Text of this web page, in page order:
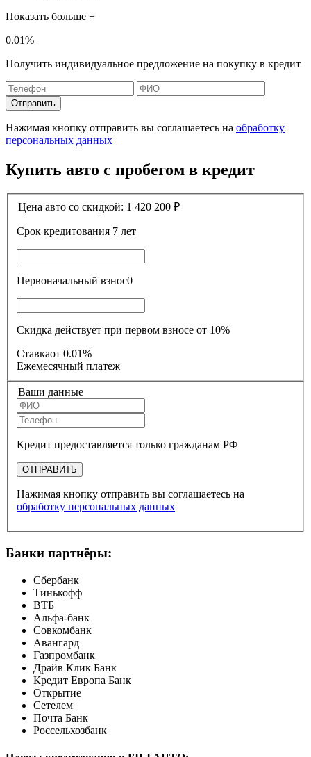
Показать больше +
0.01%
Получить индивидуальное предложение на покупку в кредит
Отправить
Нажимая кнопку отправить вы соглашаетесь на обработку
персональных данных
Купить авто с пробегом в кредит
Цена авто со скидкой: 1 420 200 ₽
Срок кредитования 7 лет
Первоначальный взнос0
Скидка действует при первом взносе от 10%
Ставкаот 0.01%
Ежемесячный платеж
Ваши данные
Кредит предоставляется только гражданам РФ
ОТПРАВИТЬ
Нажимая кнопку отправить вы соглашаетесь на
обработку персональных данных
Банки партнёры:
Сбербанк
Тинькофф
ВТБ
Альфа-банк
Совкомбанк
Авангард
Газпромбанк
Драйв Клик Банк
Кредит Европа Банк
Открытие
Сетелем
Почта Банк
Россельхозбанк